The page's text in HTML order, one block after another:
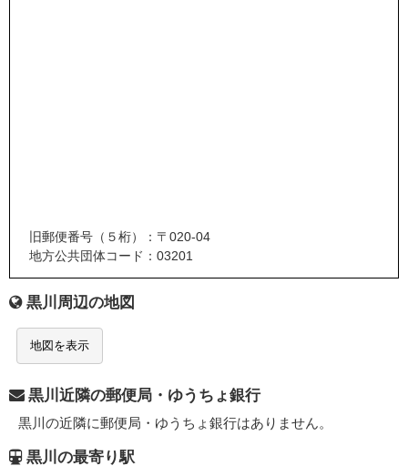
旧郵便番号（５桁）：〒020-04
地方公共団体コード：03201
黒川周辺の地図
地図を表示
黒川近隣の郵便局・ゆうちょ銀行
黒川の近隣に郵便局・ゆうちょ銀行はありません。
黒川の最寄り駅